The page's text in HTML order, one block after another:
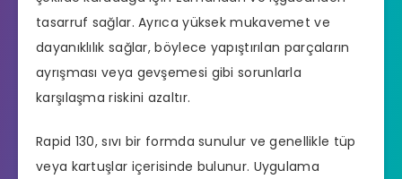
tasarruf sağlar. Ayrıca yüksek mukavemet ve
dayanıklılık sağlar, böylece yapıştırılan parçaların
ayrışması veya gevşemesi gibi sorunlarla
karşılaşma riskini azaltır.
Rapid 130, sıvı bir formda sunulur ve genellikle tüp
veya kartuşlar içerisinde bulunur. Uygulama